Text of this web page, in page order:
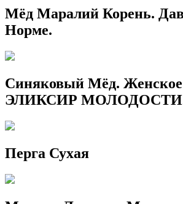
Мёд Маралий Корень.
Норме.
Синяковый Мёд. Женское
ЭЛИКСИР
Перга Сухая